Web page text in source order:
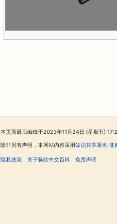
本页面最后编辑于2023年11月24日 (星期五)
除非另有声明，本网站内容采用知识共享署名-非
隐私政策 关于骑砍中文百科 免责声明